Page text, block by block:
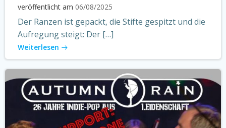
veröffentlicht am 06/08/2025
Der Ranzen ist gepackt, die Stifte gespitzt und die
Aufregung steigt: Der […]
Weiterlesen